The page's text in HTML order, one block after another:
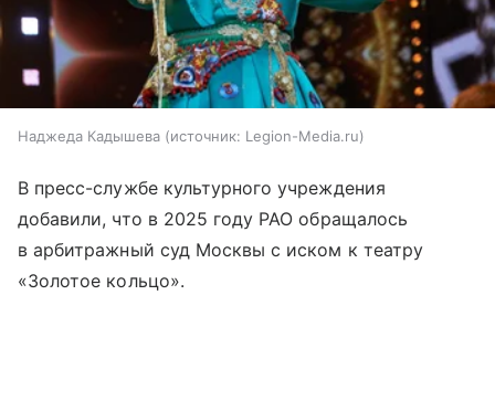
Наджеда Кадышева источник: Legion-Media.ru
В пресс-службе культурного учреждения
добавили, что в 2025 году РАО обращалось
в арбитражный суд Москвы с иском к театру
«Золотое кольцо».